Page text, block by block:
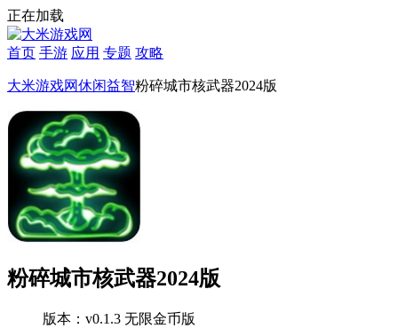
正在加载
首页 手游 应用 专题 攻略
大米游戏网休闲益智粉碎城市核武器2024版
粉碎城市核武器2024版
版本：v0.1.3 无限金币版